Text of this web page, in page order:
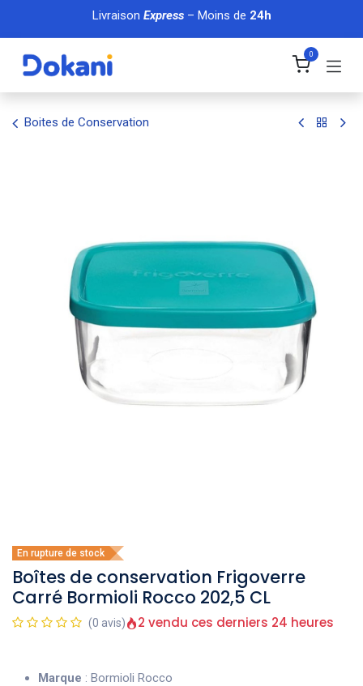
Se rendre au contenu
Livraison Express– Moins de 24h
0
Boites de Conservation
En rupture de stock
Boîtes de conservation Frigoverre
Carré Bormioli Rocco 202,5 CL
(0 avis) 2 vendu ces derniers 24 heures
Marque : Bormioli Rocco